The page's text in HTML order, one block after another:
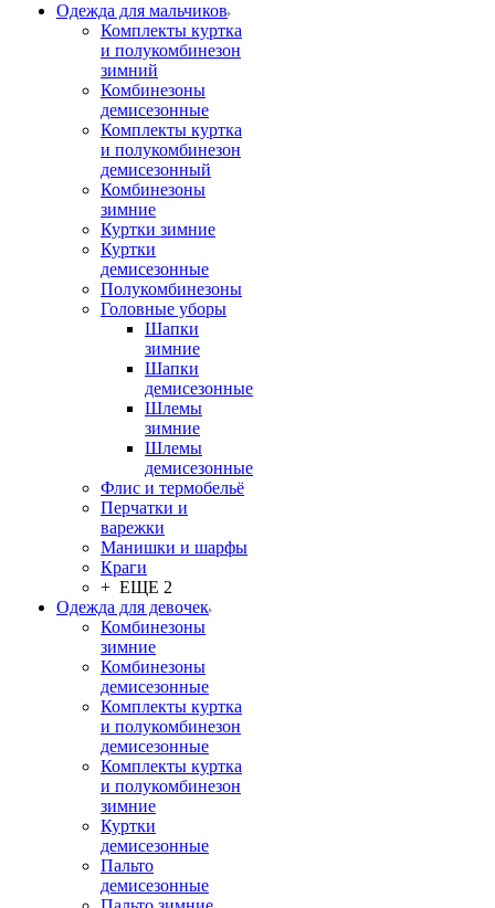
Одежда для мальчиков
Комплекты куртка
и полукомбинезон
зимний
Комбинезоны
демисезонные
Комплекты куртка
и полукомбинезон
демисезонный
Комбинезоны
зимние
Куртки зимние
Куртки
демисезонные
Полукомбинезоны
Головные уборы
Шапки
зимние
Шапки
демисезонные
Шлемы
зимние
Шлемы
демисезонные
Флис и термобельё
Перчатки и
варежки
Манишки и шарфы
Краги
+ ЕЩЕ 2
Одежда для девочек
Комбинезоны
зимние
Комбинезоны
демисезонные
Комплекты куртка
и полукомбинезон
демисезонные
Комплекты куртка
и полукомбинезон
зимние
Куртки
демисезонные
Пальто
демисезонные